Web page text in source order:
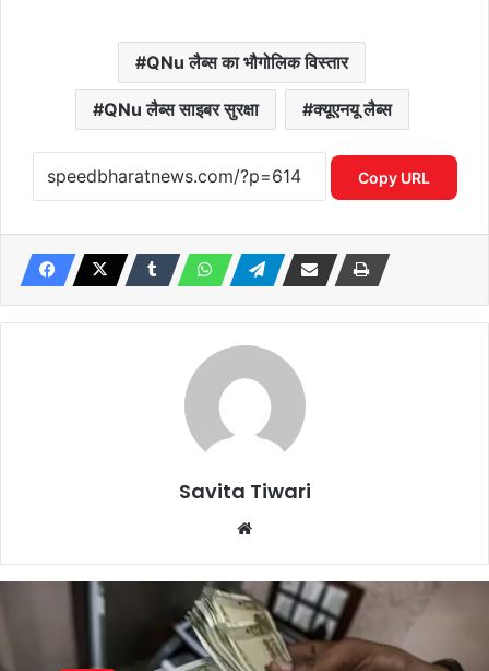
QNu लैब्स का भौगोलिक विस्तार
QNu लैब्स साइबर सुरक्षा क्यूएनयू लैब्स
Copy URL
Savita Tiwari